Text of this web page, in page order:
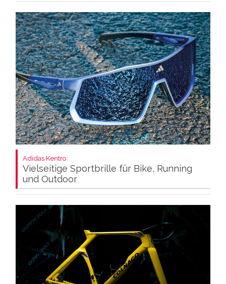
Adidas Kentro:
Vielseitige Sportbrille für Bike, Running
und Outdoor